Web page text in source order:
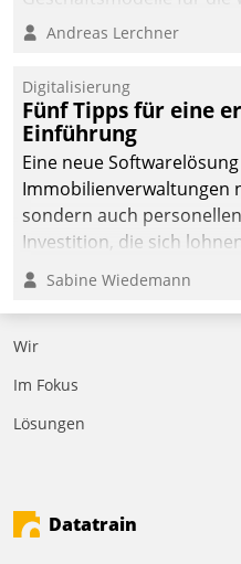
entwickeln.
Andreas Lerchner
Digitalisierung
Fünf Tipps für eine
Einführung
Eine neue
Immobilienverwaltungen
sondern auch
Investition, die sich
nachhaltige Optimierung
dieses Ziel erreicht wird,
befolgt werden.
Sabine Wiedemann
Wir
Im Fokus
Lösungen
Datatrain